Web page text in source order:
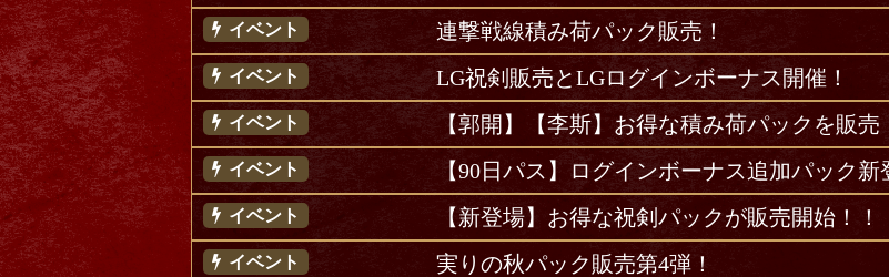
イベント 連撃戦線積み荷パック販売！
イベント LG祝剣販売とLGログインボーナス開催！
イベント 【郭開】【李斯】お得な積み荷パックを販売
イベント 【90日パス】ログインボーナス追加パック新
イベント 【新登場】お得な祝剣パックが販売開始！！
イベント 実りの秋パック販売第4弾！